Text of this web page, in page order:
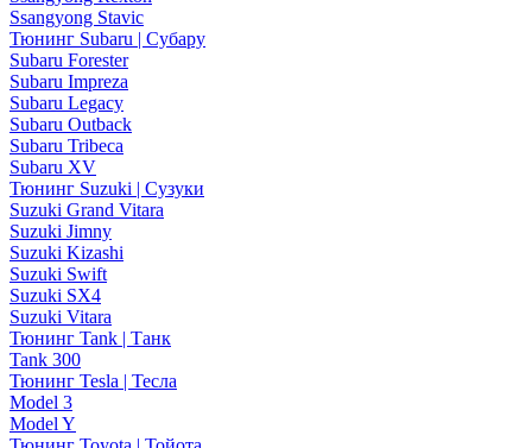
Ssangyong Stavic
Тюнинг Subaru | Субару
Subaru Forester
Subaru Impreza
Subaru Legacy
Subaru Outback
Subaru Tribeca
Subaru XV
Тюнинг Suzuki | Сузуки
Suzuki Grand Vitara
Suzuki Jimny
Suzuki Kizashi
Suzuki Swift
Suzuki SX4
Suzuki Vitara
Тюнинг Tank | Танк
Tank 300
Тюнинг Tesla | Тесла
Model 3
Model Y